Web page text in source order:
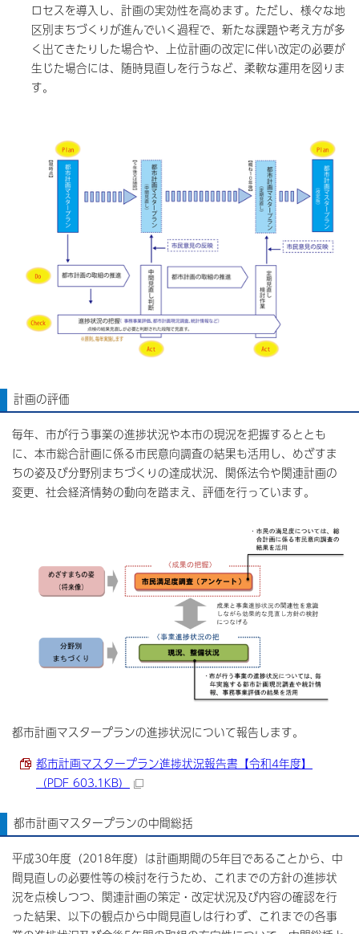
ロセスを導入し、計画の実効性を高めます。ただし、様々な地
区別まちづくりが進んでいく過程で、新たな課題や考え方が多
く出てきたりした場合や、上位計画の改定に伴い改定の必要が
生じた場合には、随時見直しを行うなど、柔軟な運用を図りま
す。
計画の評価
毎年、市が行う事業の進捗状況や本市の現況を把握するととも
に、本市総合計画に係る市民意向調査の結果も活用し、めざすま
ちの姿及び分野別まちづくりの達成状況、関係法令や関連計画の
変更、社会経済情勢の動向を踏まえ、評価を行っています。
都市計画マスタープランの進捗状況について報告します。
都市計画マスタープラン進捗状況報告書【令和4年度】
（PDF 603.1KB）
都市計画マスタープランの中間総括
平成30年度（2018年度）は計画期間の5年目であることから、中
間見直しの必要性等の検討を行うため、これまでの方針の進捗状
況を点検しつつ、関連計画の策定・改定状況及び内容の確認を行
った結果、以下の観点から中間見直しは行わず、これまでの各事